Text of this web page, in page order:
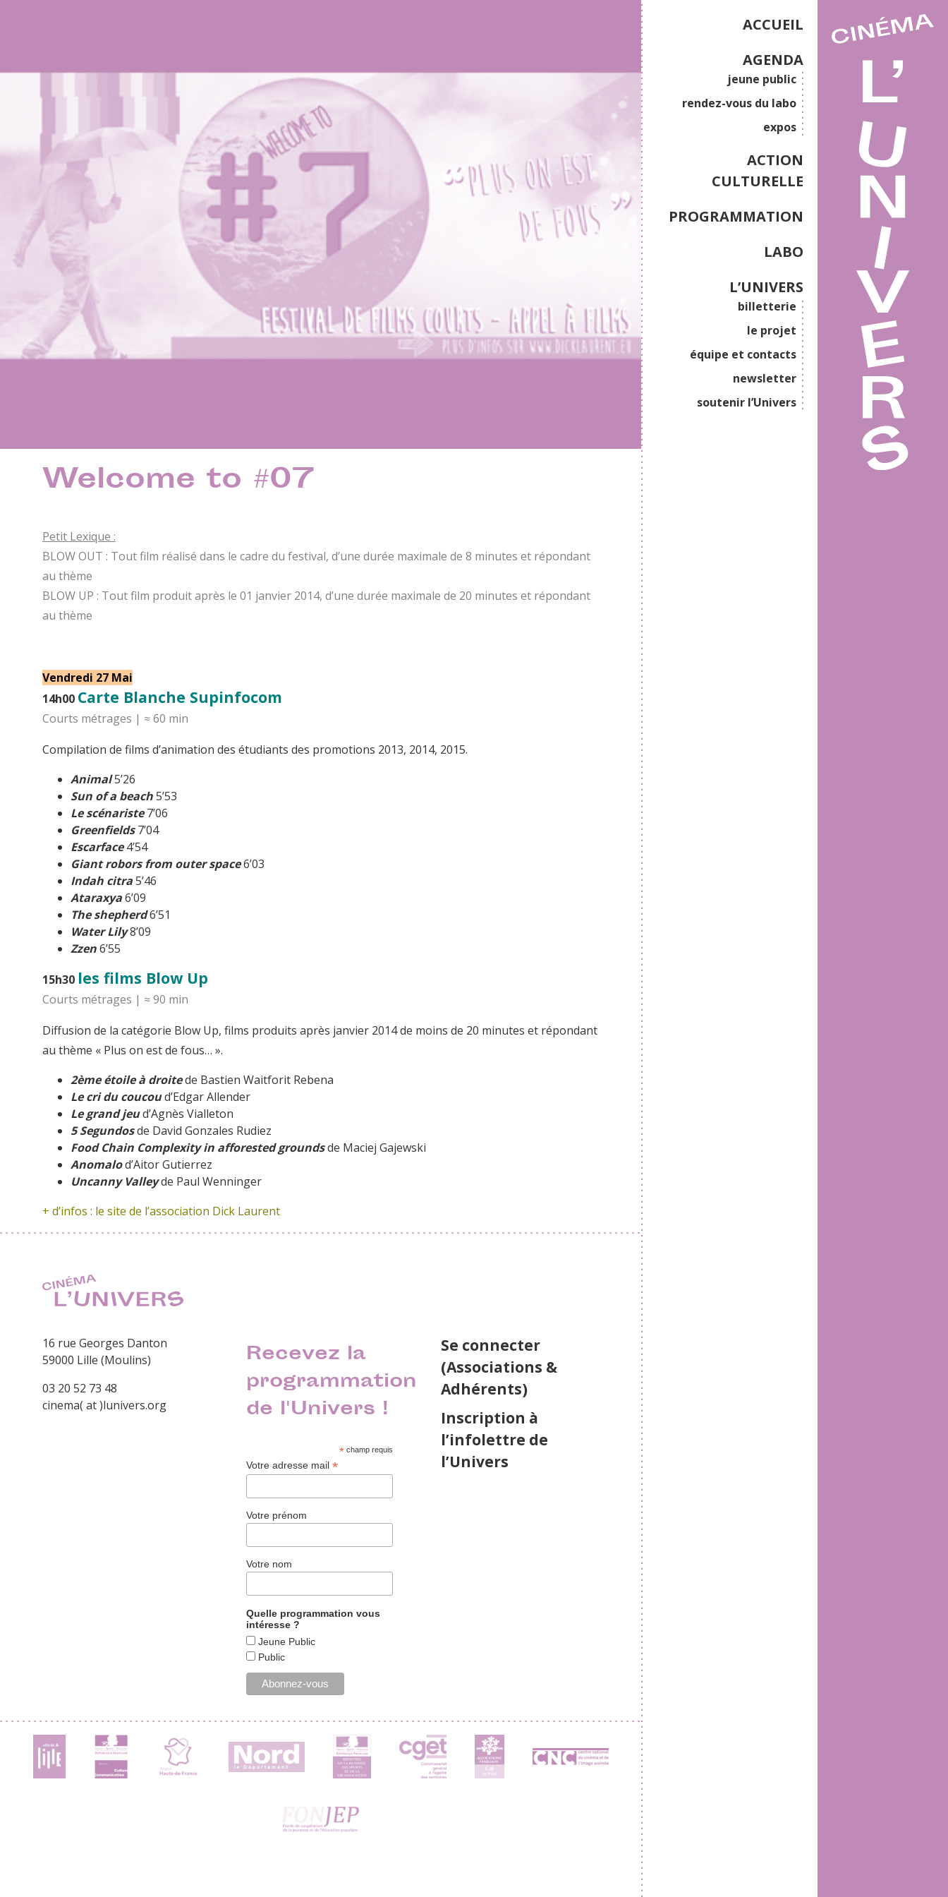
ACCUEIL
AGENDA
jeune public
rendez-vous du labo
expos
ACTION
CULTURELLE
PROGRAMMATION
LABO
L’UNIVERS
billetterie
le projet
équipe et contacts
newsletter
soutenir l’Univers
Welcome to #07
Petit Lexique :
BLOW OUT : Tout film réalisé dans le cadre du festival, d’une durée maximale de 8 minutes et répondant
au thème
BLOW UP : Tout film produit après le 01 janvier 2014, d’une durée maximale de 20 minutes et répondant
au thème
Vendredi 27 Mai
14h00 Carte Blanche Supinfocom
Courts métrages | ≈ 60 min
Compilation de films d’animation des étudiants des promotions 2013, 2014, 2015.
Animal5’26
Sun of a beach5’53
Le scénariste 7’06
Greenfields 7’04
Escarface 4’54
Giant robors from outer space6’03
Indah citra5’46
Ataraxya6’09
The shepherd6’51
Water Lily8’09
Zzen6’55
15h30 les films Blow Up
Courts métrages | ≈ 90 min
Diffusion de la catégorie Blow Up, films produits après janvier 2014 de moins de 20 minutes et répondant
au thème « Plus on est de fous… ».
2ème étoile à droitede Bastien Waitforit Rebena
Le cri du coucoud’Edgar Allender
Le grand jeud’Agnès Vialleton
5 Segundosde David Gonzales Rudiez
Food Chain Complexity in afforested groundsde Maciej Gajewski
Anomalod’Aitor Gutierrez
Uncanny Valleyde Paul Wenninger
+ d’infos : le site de l’association Dick Laurent
16 rue Georges Danton
59000 Lille (Moulins)
03 20 52 73 48
cinema( at )lunivers.org
Recevez la
programmation
de l'Univers !
*champ requis
Votre adresse mail*
Votre prénom
Votre nom
Quelle programmation vous
intéresse ?
Jeune Public
Public
Se connecter
(Associations &
Adhérents)
Inscription à
l’infolettre de
l’Univers